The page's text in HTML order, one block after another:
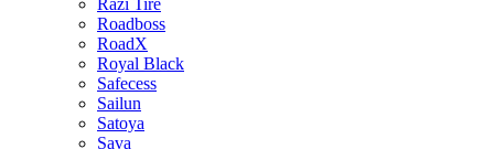
Razi Tire
Roadboss
RoadX
Royal Black
Safecess
Sailun
Satoya
Sava